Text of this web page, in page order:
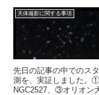
天体撮影に関する事項
先日の記事の中でのス
測を、実証しました。
NGC2527、③オリオン